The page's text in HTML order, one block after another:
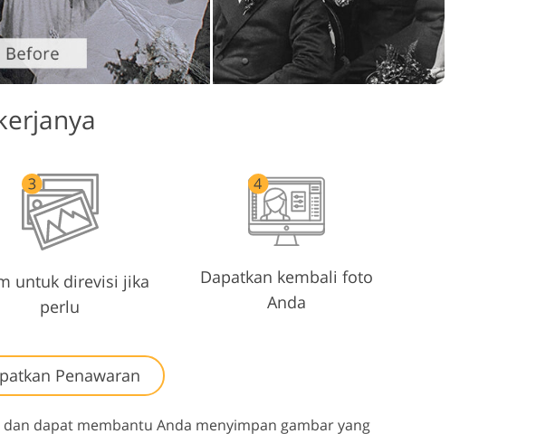
untuk direvisi jika
perlu
Dapatkan kembali foto
Anda
Penawaran
dapat membantu Anda menyimpan gambar yang